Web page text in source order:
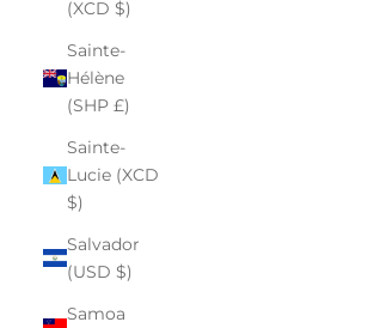
(XCD $)
Sainte-
Hélène
(SHP £)
Sainte-
Lucie (XCD
$)
Salvador
(USD $)
Samoa